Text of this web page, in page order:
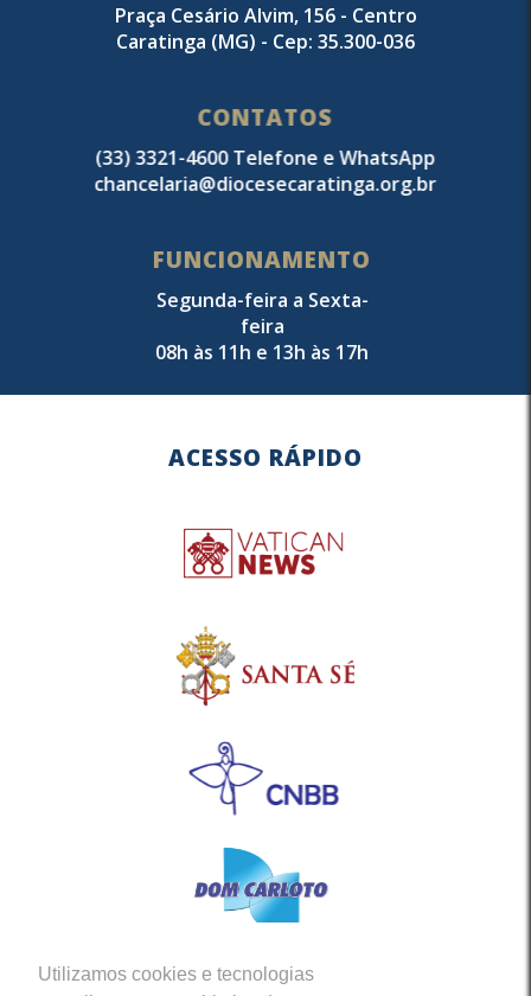
Utilizamos cookies e tecnologias
Praça Cesário Alvim, 156 - Centro
Caratinga (MG) - Cep: 35.300-036
CONTATOS
(33) 3321-4600 Telefone e WhatsApp
chancelaria@diocesecaratinga.org.br
FUNCIONAMENTO
Segunda-feira a Sexta-
feira
08h às 11h e 13h às 17h
ACESSO RÁPIDO